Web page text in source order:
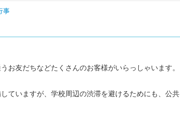
事
お友だちなどたくさんのお客様がいらっしゃいます。
ていますが、学校周辺の渋滞を避けるためにも、公共